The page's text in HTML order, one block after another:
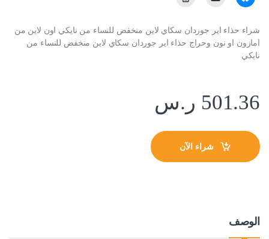
شراء حذاء اير جوردان سكاي لاين منخفض للنساء من نايكي اون لاين من
امازون او نون وحراج حذاء اير جوردان سكاي لاين منخفض للنساء من
نايكي
501.36 ر.س
شراء الآن
الوصف